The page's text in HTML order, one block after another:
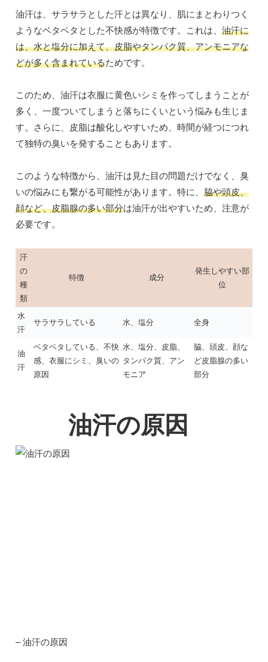
油汗は、サラサラとした汗とは異なり、肌にまとわりつく
ようなベタベタとした不快感が特徴です。これは、 油汗に
は、水と塩分に加えて、皮脂やタンパク質、アンモニアな
どが多く含まれているためです。
このため、油汗は衣服に黄色いシミを作ってしまうことが
多く、一度ついてしまうと落ちにくいという悩みも生じま
す。さらに、皮脂は酸化しやすいため、時間が経つにつれ
て独特の臭いを発することもあります。
このような特徴から、油汗は見た目の問題だけでなく、臭
いの悩みにも繋がる可能性があります。特に、 脇や頭皮、
顔など、皮脂腺の多い部分は油汗が出やすいため、注意が
必要です。
汗
の
種
類
特徴 成分
発生しやすい部
位
水
汗
サラサラしている 水、塩分 全身
油
汗
ベタベタしている、不快
感、衣服にシミ、臭いの
原因
水、塩分、皮脂、
タンパク質、アン
モニア
脇、頭皮、顔な
ど皮脂腺の多い
部分
油汗の原因
– 油汗の原因